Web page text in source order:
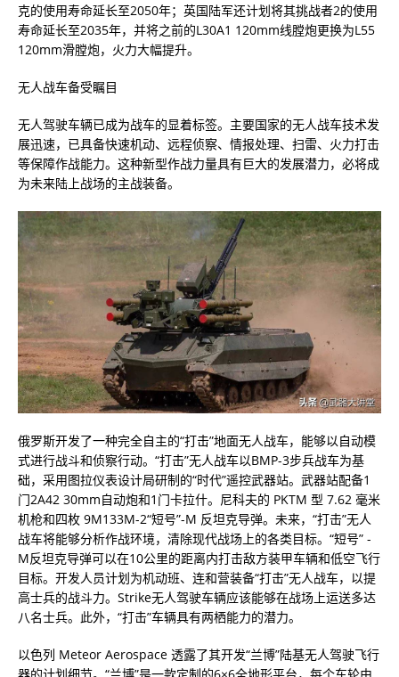
克的使用寿命延长至2050年；英国陆军还计划将其挑战者2的使用
寿命延长至2035年，并将之前的L30A1 120mm线膛炮更换为L55
120mm滑膛炮，火力大幅提升。
无人战车备受瞩目
无人驾驶车辆已成为战车的显着标签。主要国家的无人战车技术发
展迅速，已具备快速机动、远程侦察、情报处理、扫雷、火力打击
等保障作战能力。这种新型作战力量具有巨大的发展潜力，必将成
为未来陆上战场的主战装备。
俄罗斯开发了一种完全自主的“打击”地面无人战车，能够以自动模
式进行战斗和侦察行动。“打击”无人战车以BMP-3步兵战车为基
础，采用图拉仪表设计局研制的“时代”遥控武器站。武器站配备1
门2A42 30mm自动炮和1门卡拉什。尼科夫的 PKTM 型 7.62 毫米
机枪和四枚 9M133M-2“短号”-M 反坦克导弹。未来，“打击”无人
战车将能够分析作战环境，清除现代战场上的各类目标。“短号” -
M反坦克导弹可以在10公里的距离内打击敌方装甲车辆和低空飞行
目标。开发人员计划为机动班、连和营装备“打击”无人战车，以提
高士兵的战斗力。Strike无人驾驶车辆应该能够在战场上运送多达
八名士兵。此外，“打击”车辆具有两栖能力的潜力。
以色列 Meteor Aerospace 透露了其开发“兰博”陆基无人驾驶飞行